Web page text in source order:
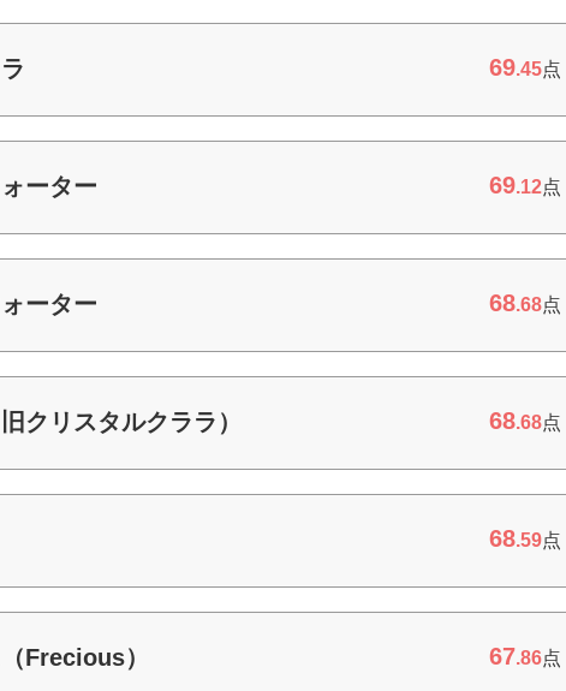
69.45点
ーター 69.12点
ーター 68.68点
クリスタルクララ） 68.68点
68.59点
Frecious） 67.86点